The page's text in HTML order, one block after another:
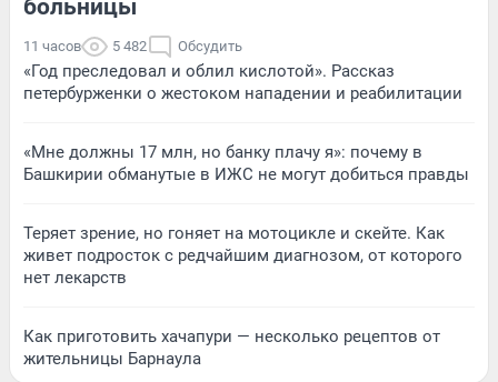
больницы
11 часов 5 482 Обсудить
«Год преследовал и облил кислотой». Рассказ
петербурженки о жестоком нападении и реабилитации
«Мне должны 17 млн, но банку плачу я»: почему в
Башкирии обманутые в ИЖС не могут добиться правды
Теряет зрение, но гоняет на мотоцикле и скейте. Как
живет подросток с редчайшим диагнозом, от которого
нет лекарств
Как приготовить хачапури — несколько рецептов от
жительницы Барнаула